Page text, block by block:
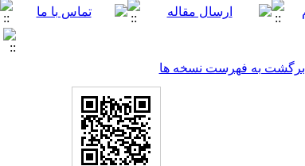
برگشت به فهرست نسخه ها